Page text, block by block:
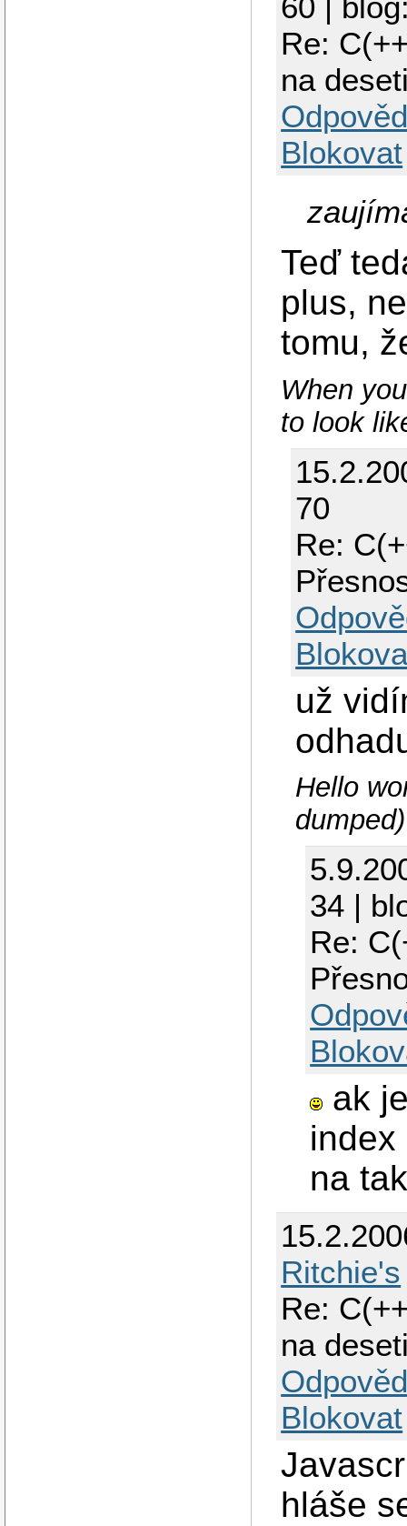
Re:
na
Blokovat
Teď
plus,
tomu,
When
to look
70
Re:
už
Hello
dumped)
34 |
Re:
ak
na
Ritchie's
Re:
na
Blokovat
hláše